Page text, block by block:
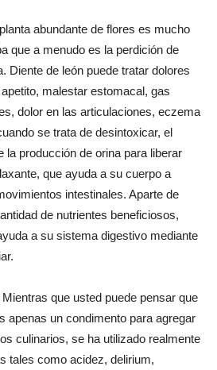
abundante de flores es mucho
que a menudo es la perdición de
Diente de león puede tratar dolores
malestar estomacal, gas
dolor en las articulaciones, eczema
se trata de desintoxicar, el
la producción de orina para liberar
que ayuda a su cuerpo a
intestinales. Aparte de
de nutrientes beneficiosos,
a su sistema digestivo mediante
Mientras que usted puede pensar que
apenas un condimento para agregar
culinarios, se ha utilizado realmente
tales como acidez, delirium,